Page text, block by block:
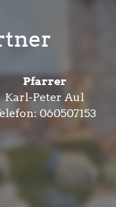
Pfarrer
Karl-Peter Aul
060507153